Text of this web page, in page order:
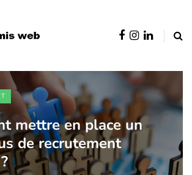
mettre en place un
de recrutement